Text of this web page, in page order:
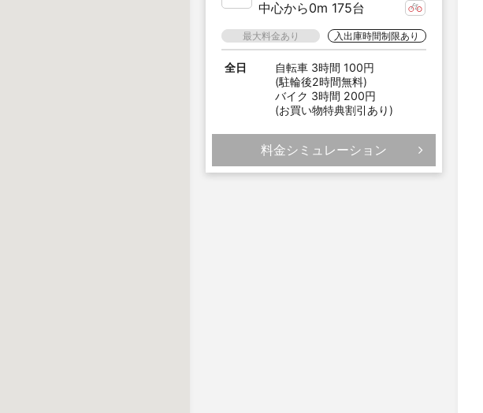
中心から0m 175台
最大料金あり 入出庫時間制限あり
全日
自転車 3時間 100円
(駐輪後2時間無料)
バイク 3時間 200円
(お買い物特典割引あり)
料金シミュレーション